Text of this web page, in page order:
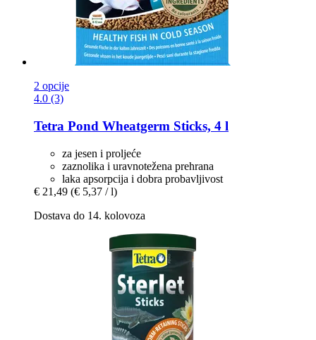
2 opcije
4.0 (3)
Tetra Pond Wheatgerm Sticks, 4 l
za jesen i proljeće
zaznolika i uravnotežena prehrana
laka apsorpcija i dobra probavljivost
€ 21,49 (€ 5,37 / l)
Dostava do 14. kolovoza